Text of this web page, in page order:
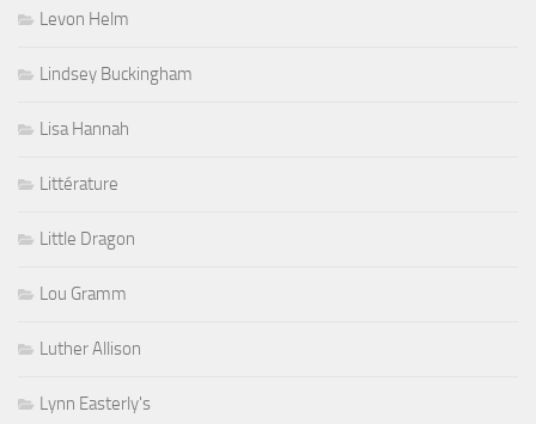
Levon Helm
Lindsey Buckingham
Lisa Hannah
Littérature
Little Dragon
Lou Gramm
Luther Allison
Lynn Easterly's